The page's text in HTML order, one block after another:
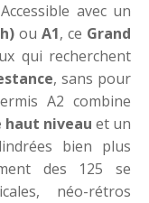
avec un
ou A1, ce Grand
qui recherchent
, sans pour
A2 combine
haut niveau et un
bien plus
des 125 se
néo-rétros